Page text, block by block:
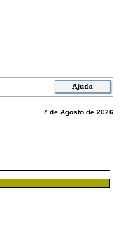
7 de Agosto de 2026